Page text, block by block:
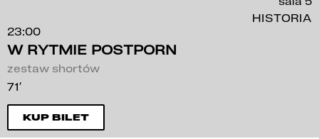
HISTORIA
23:00
W RYTMIE POSTPORN
zestaw shortów
71′
KUP BILET